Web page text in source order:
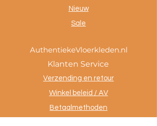
Nieuw
Sale
AuthentiekeVloerkleden.nl
Klanten Service
Verzending en retour
Winkel beleid / AV
Betaalmethoden